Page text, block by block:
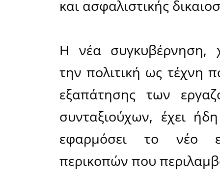
Ορισμένα